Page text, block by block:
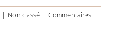
| Non classé | Commentaires